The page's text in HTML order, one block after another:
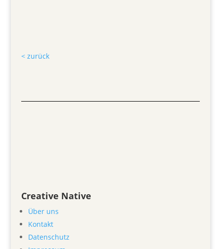
< zurück
Creative Native
Über uns
Kontakt
Datenschutz